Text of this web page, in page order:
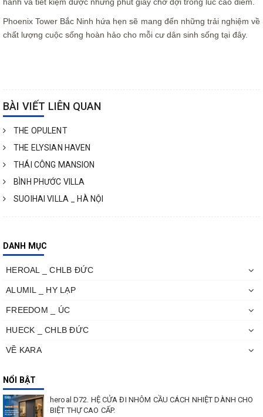
hành và tiết kiệm được những phút giây chờ đợi trong lúc cao điểm.
Phoenix Tower Bắc Ninh hứa hẹn sẽ mang đến những trải nghiệm về
chất lượng cuộc sống hoàn hảo cho mỗi cư dân sinh sống tại đây.
BÀI VIẾT LIÊN QUAN
THE OPULENT
THE ELYSIAN HAVEN
THÁI CÔNG MANSION
BÌNH PHƯỚC VILLA
SUOIHAI VILLA _ HÀ NỘI
DANH MỤC
HEROAL _ CHLB ĐỨC
ALUMIL _ HY LẠP
FREEDOM _ ÚC
HUECK _ CHLB ĐỨC
VỀ KARA
NỔI BẬT
heroal D72. HỆ CỬA ĐI NHÔM CẦU CÁCH NHIỆT DÀNH CHO
BIỆT THỰ CAO CẤP.